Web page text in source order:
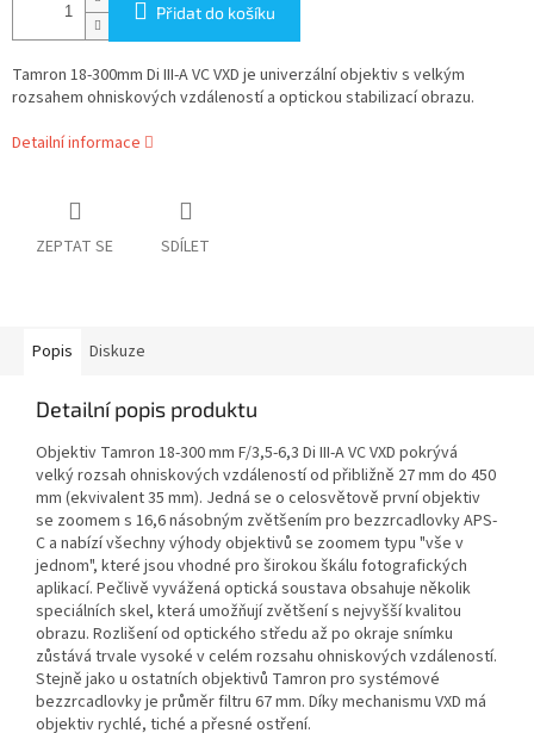
Přidat do košíku
Tamron 18-300mm Di III-A VC VXD je univerzální objektiv s velkým
rozsahem ohniskových vzdáleností a optickou stabilizací obrazu.
Detailní informace
ZEPTAT SE SDÍLET
Popis Diskuze
Detailní popis produktu
Objektiv Tamron 18-300 mm F/3,5-6,3 Di III-A VC VXD pokrývá
velký rozsah ohniskových vzdáleností od přibližně 27 mm do 450
mm (ekvivalent 35 mm). Jedná se o celosvětově první objektiv
se zoomem s 16,6 násobným zvětšením pro bezzrcadlovky APS-
C a nabízí všechny výhody objektivů se zoomem typu "vše v
jednom", které jsou vhodné pro širokou škálu fotografických
aplikací. Pečlivě vyvážená optická soustava obsahuje několik
speciálních skel, která umožňují zvětšení s nejvyšší kvalitou
obrazu. Rozlišení od optického středu až po okraje snímku
zůstává trvale vysoké v celém rozsahu ohniskových vzdáleností.
Stejně jako u ostatních objektivů Tamron pro systémové
bezzrcadlovky je průměr filtru 67 mm. Díky mechanismu VXD má
objektiv rychlé, tiché a přesné ostření.